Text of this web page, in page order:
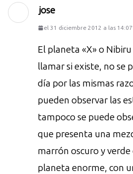
jose
el 31 diciembre 2012 a las 14:07
El planeta «X» o
llamar si existe, no se
día por las mismas
pueden observar las
tampoco se puede
que presenta una
marrón oscuro y verde
planeta enorme, con